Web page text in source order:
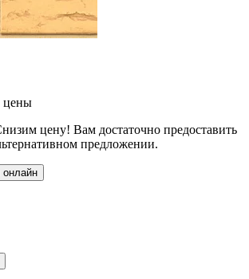
цены
цену! Вам достаточно предоставить
предложении.